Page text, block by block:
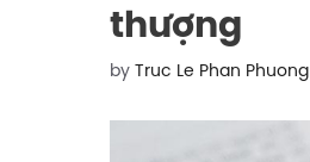
thượng
by Truc Le Phan Phuong